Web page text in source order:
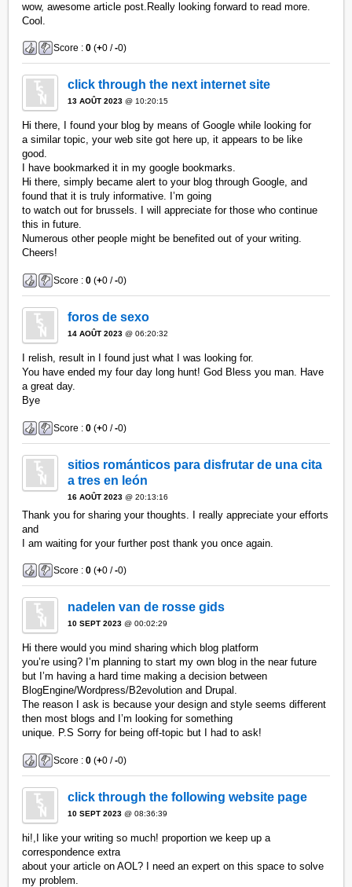
wow, awesome article post.Really looking forward to read more.
Cool.
Score :0 (+0 /-0)
click through the next internet site
13 AOÛT 2023 @ 10:20:15
Hi there, I found your blog by means of Google while looking for
a similar topic, your web site got here up, it appears to be like
good.
I have bookmarked it in my google bookmarks.
Hi there, simply became alert to your blog through Google, and
found that it is truly informative. I’m going
to watch out for brussels. I will appreciate for those who continue
this in future.
Numerous other people might be benefited out of your writing.
Cheers!
Score :0 (+0 /-0)
foros de sexo
14 AOÛT 2023 @ 06:20:32
I relish, result in I found just what I was looking for.
You have ended my four day long hunt! God Bless you man. Have
a great day.
Bye
Score :0 (+0 /-0)
sitios románticos para disfrutar de una cita
a tres en león
16 AOÛT 2023 @ 20:13:16
Thank you for sharing your thoughts. I really appreciate your efforts
and
I am waiting for your further post thank you once again.
Score :0 (+0 /-0)
nadelen van de rosse gids
10 SEPT 2023 @ 00:02:29
Hi there would you mind sharing which blog platform
you’re using? I’m planning to start my own blog in the near future
but I’m having a hard time making a decision between
BlogEngine/Wordpress/B2evolution and Drupal.
The reason I ask is because your design and style seems different
then most blogs and I’m looking for something
unique. P.S Sorry for being off-topic but I had to ask!
Score :0 (+0 /-0)
click through the following website page
10 SEPT 2023 @ 08:36:39
hi!,I like your writing so much! proportion we keep up a
correspondence extra
about your article on AOL? I need an expert on this space to solve
my problem.